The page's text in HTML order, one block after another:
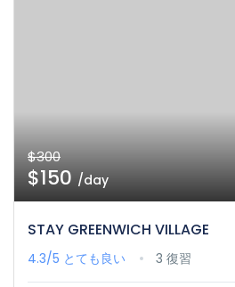
$300
$150/day
STAY GREENWICH VILLAGE
4.3/5 とても良い 3 復習